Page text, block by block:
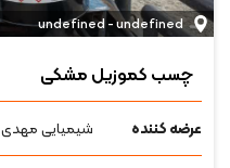
undefined - undefined
چسب کموزیل مشکی
عرضه کننده شیمیایی مهدی